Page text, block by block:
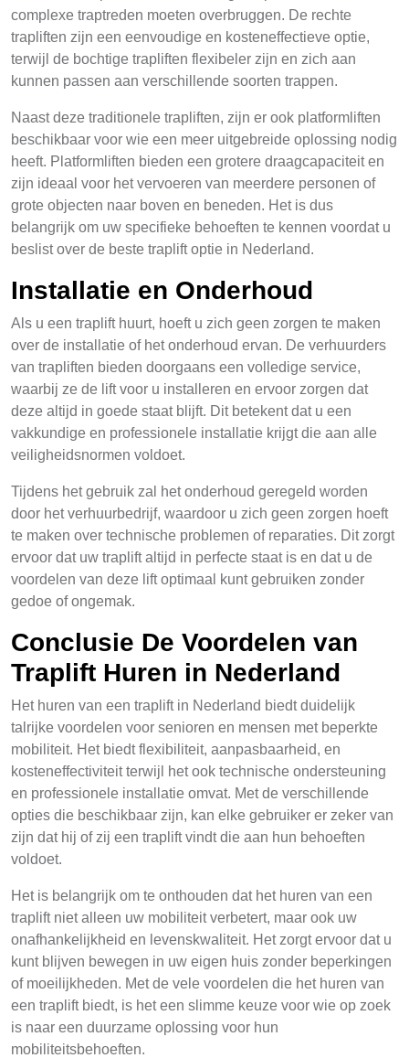
complexe traptreden moeten overbruggen. De rechte
trapliften zijn een eenvoudige en kosteneffectieve optie,
terwijl de bochtige trapliften flexibeler zijn en zich aan
kunnen passen aan verschillende soorten trappen.
Naast deze traditionele trapliften, zijn er ook platformliften
beschikbaar voor wie een meer uitgebreide oplossing nodig
heeft. Platformliften bieden een grotere draagcapaciteit en
zijn ideaal voor het vervoeren van meerdere personen of
grote objecten naar boven en beneden. Het is dus
belangrijk om uw specifieke behoeften te kennen voordat u
beslist over de beste traplift optie in Nederland.
Installatie en Onderhoud
Als u een traplift huurt, hoeft u zich geen zorgen te maken
over de installatie of het onderhoud ervan. De verhuurders
van trapliften bieden doorgaans een volledige service,
waarbij ze de lift voor u installeren en ervoor zorgen dat
deze altijd in goede staat blijft. Dit betekent dat u een
vakkundige en professionele installatie krijgt die aan alle
veiligheidsnormen voldoet.
Tijdens het gebruik zal het onderhoud geregeld worden
door het verhuurbedrijf, waardoor u zich geen zorgen hoeft
te maken over technische problemen of reparaties. Dit zorgt
ervoor dat uw traplift altijd in perfecte staat is en dat u de
voordelen van deze lift optimaal kunt gebruiken zonder
gedoe of ongemak.
Conclusie De Voordelen van
Traplift Huren in Nederland
Het huren van een traplift in Nederland biedt duidelijk
talrijke voordelen voor senioren en mensen met beperkte
mobiliteit. Het biedt flexibiliteit, aanpasbaarheid, en
kosteneffectiviteit terwijl het ook technische ondersteuning
en professionele installatie omvat. Met de verschillende
opties die beschikbaar zijn, kan elke gebruiker er zeker van
zijn dat hij of zij een traplift vindt die aan hun behoeften
voldoet.
Het is belangrijk om te onthouden dat het huren van een
traplift niet alleen uw mobiliteit verbetert, maar ook uw
onafhankelijkheid en levenskwaliteit. Het zorgt ervoor dat u
kunt blijven bewegen in uw eigen huis zonder beperkingen
of moeilijkheden. Met de vele voordelen die het huren van
een traplift biedt, is het een slimme keuze voor wie op zoek
is naar een duurzame oplossing voor hun
mobiliteitsbehoeften.